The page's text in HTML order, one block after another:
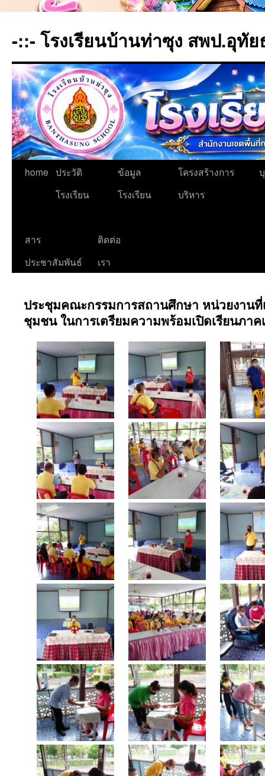
-::- โรงเรียนบ้านท่าซุง สพป.อุทั
home ประวัติ
โรงเรียน
ข้อมูล
โรงเรียน
โครงสร้างการ
บริหาร
สาร
ประชาสัมพันธ์
ติดต่อ
เรา
ประชุมคณะกรรมการสถานศึกษา หน่วยงานที่
ชุมชน ในการเตรียมความพร้อมเปิดเรียนภาค